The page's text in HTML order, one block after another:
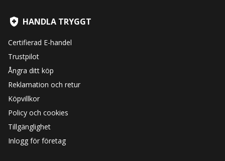
HANDLA TRYGGT
Certifierad E-handel
Trustpilot
Ångra ditt köp
Reklamation och retur
Köpvillkor
Policy och cookies
Tillgänglighet
Inlogg för företag